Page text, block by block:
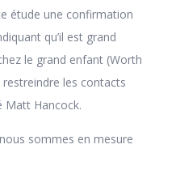
étude une confirmation
qu’il est grand
le grand enfant (Worth
les contacts
Matt Hancock.
sommes en mesure